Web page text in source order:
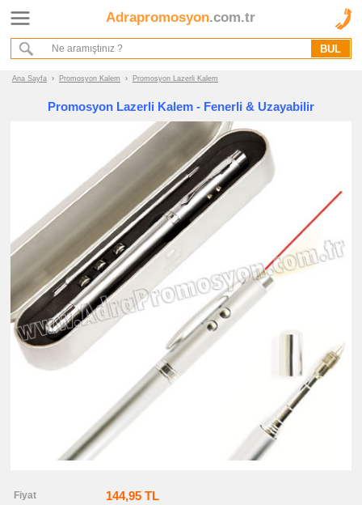
Adrapromosyon.com.tr
Ana Sayfa › Promosyon Kalem › Promosyon Lazerli Kalem
Promosyon Lazerli Kalem - Fenerli & Uzayabilir
Fiyat 144,95 TL
Ana Sayfa
Hakkımızda
Kurumsal Hizmet Akışımız
promosyon
Kalem
promosyon
Plastik
promosyon
Metal
Kalem
promosyon
Ahşap
Kalem
promosyon
Kurşun
Kalem
promosyon
promosyon
Dokunmatik